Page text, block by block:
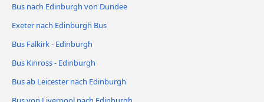
Bus nach Edinburgh von Dundee
Exeter nach Edinburgh Bus
Bus Falkirk - Edinburgh
Bus Kinross - Edinburgh
Bus ab Leicester nach Edinburgh